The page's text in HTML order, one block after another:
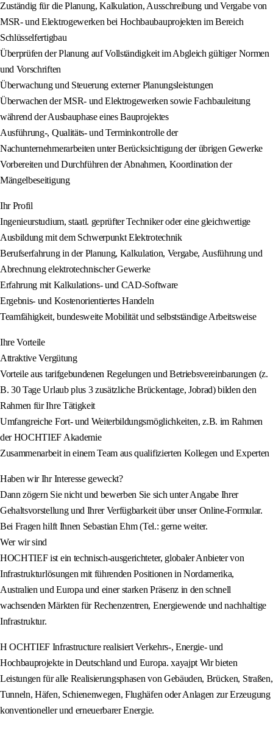
Zuständig für die Planung, Kalkulation, Ausschreibung und Vergabe von
MSR- und Elektrogewerken bei Hochbaubauprojekten im Bereich
Schlüsselfertigbau
Überprüfen der Planung auf Vollständigkeit im Abgleich gültiger Normen
und Vorschriften
Überwachung und Steuerung externer Planungsleistungen
Überwachen der MSR- und Elektrogewerken sowie Fachbauleitung
während der Ausbauphase eines Bauprojektes
Ausführung-, Qualitäts- und Terminkontrolle der
Nachunternehmerarbeiten unter Berücksichtigung der übrigen Gewerke
Vorbereiten und Durchführen der Abnahmen, Koordination der
Mängelbeseitigung
Ihr Profil
Ingenieurstudium, staatl. geprüfter Techniker oder eine gleichwertige
Ausbildung mit dem Schwerpunkt Elektrotechnik
Berufserfahrung in der Planung, Kalkulation, Vergabe, Ausführung und
Abrechnung elektrotechnischer Gewerke
Erfahrung mit Kalkulations- und CAD-Software
Ergebnis- und Kostenorientiertes Handeln
Teamfähigkeit, bundesweite Mobilität und selbstständige Arbeitsweise
Ihre Vorteile
Attraktive Vergütung
Vorteile aus tarifgebundenen Regelungen und Betriebsvereinbarungen (z.
B. 30 Tage Urlaub plus 3 zusätzliche Brückentage, Jobrad) bilden den
Rahmen für Ihre Tätigkeit
Umfangreiche Fort- und Weiterbildungsmöglichkeiten, z.B. im Rahmen
der HOCHTIEF Akademie
Zusammenarbeit in einem Team aus qualifizierten Kollegen und Experten
Haben wir Ihr Interesse geweckt?
Dann zögern Sie nicht und bewerben Sie sich unter Angabe Ihrer
Gehaltsvorstellung und Ihrer Verfügbarkeit über unser Online-Formular.
Bei Fragen hilft Ihnen Sebastian Ehm (Tel.: gerne weiter.
Wer wir sind
HOCHTIEF ist ein technisch-ausgerichteter, globaler Anbieter von
Infrastrukturlösungen mit führenden Positionen in Nordamerika,
Australien und Europa und einer starken Präsenz in den schnell
wachsenden Märkten für Rechenzentren, Energiewende und nachhaltige
Infrastruktur.
H OCHTIEF Infrastructure realisiert Verkehrs-, Energie- und
Hochbauprojekte in Deutschland und Europa. xayajpt Wir bieten
Leistungen für alle Realisierungsphasen von Gebäuden, Brücken, Straßen,
Tunneln, Häfen, Schienenwegen, Flughäfen oder Anlagen zur Erzeugung
konventioneller und erneuerbarer Energie.